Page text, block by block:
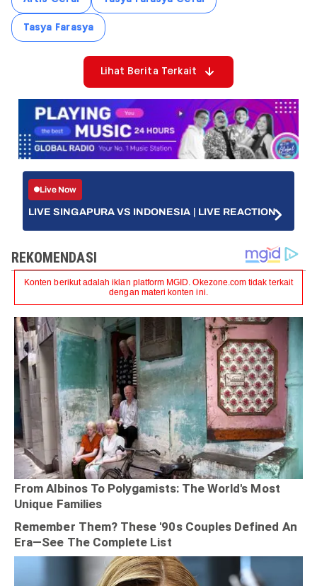
Tasya Farasya
Lihat Berita Terkait
Live Now
LIVE SINGAPURA VS INDONESIA | LIVE REACTION